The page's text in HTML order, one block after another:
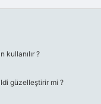
kullanılır ?
güzelleştirir mi ?